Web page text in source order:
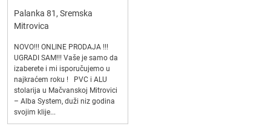
Palanka 81, Sremska
Mitrovica
NOVO!!! ONLINE PRODAJA !!!
UGRADI SAM!!! Vaše je samo da
izaberete i mi isporučujemo u
najkraćem roku ! PVC i ALU
stolarija u Mačvanskoj Mitrovici
– Alba System, duži niz godina
svojim klije...